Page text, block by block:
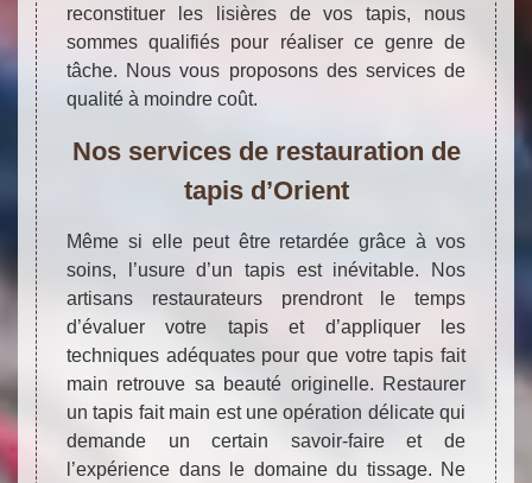
reconstituer les lisières de vos tapis, nous
sommes qualifiés pour réaliser ce genre de
tâche. Nous vous proposons des services de
qualité à moindre coût.
Nos services de restauration de
tapis d’Orient
Même si elle peut être retardée grâce à vos
soins, l’usure d’un tapis est inévitable. Nos
artisans restaurateurs prendront le temps
d’évaluer votre tapis et d’appliquer les
techniques adéquates pour que votre tapis fait
main retrouve sa beauté originelle. Restaurer
un tapis fait main est une opération délicate qui
demande un certain savoir-faire et de
l’expérience dans le domaine du tissage. Ne